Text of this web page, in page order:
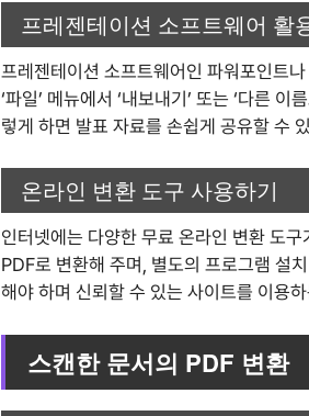
프레젠테이션 소프트웨어 활
프레젠테이션 소프트웨어인 파워포인트
‘파일’ 메뉴에서 ‘내보내기’ 또는 ‘다른
렇게 하면 발표 자료를 손쉽게 공유할 수
온라인 변환 도구 사용하기
인터넷에는 다양한 무료 온라인 변환 도
PDF로 변환해 주며, 별도의 프로그램 설
해야 하며 신뢰할 수 있는 사이트를 이용
스캔한 문서의 PDF 변환